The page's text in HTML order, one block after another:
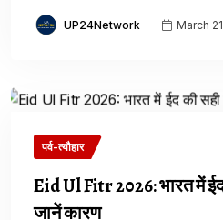
UP24Network March
पर्व-त्यौहार
Eid Ul Fitr 2026: भारत में
जानें कारण